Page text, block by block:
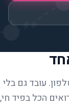
עובד גם בלי
הכל בפיד חי,